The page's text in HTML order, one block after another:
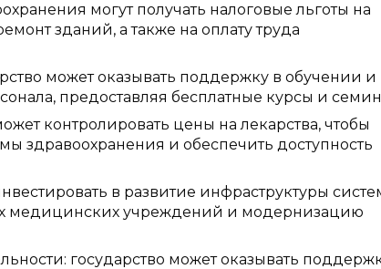
могут получать налоговые льготы на
зданий, а также на оплату труда
может оказывать поддержку в обучении и
предоставляя бесплатные курсы и
контролировать цены на лекарства, чтобы
здравоохранения и обеспечить доступность
в развитие инфраструктуры
медицинских учреждений и модернизацию
государство может оказывать